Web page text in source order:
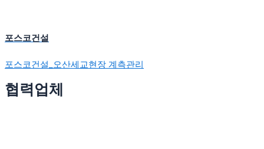
포스코건설
포스코건설_오산세교현장 계측관리
협력업체